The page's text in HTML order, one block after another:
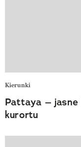
Kierunki
Pattaya –
kurortu